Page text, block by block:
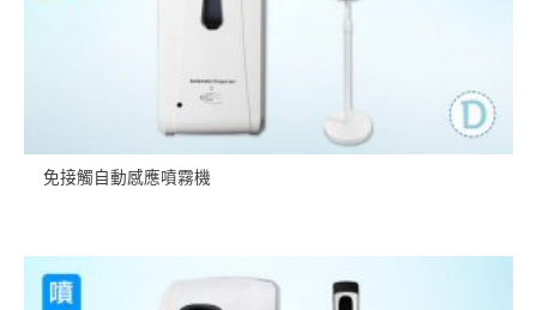
免接觸自動感應噴霧機